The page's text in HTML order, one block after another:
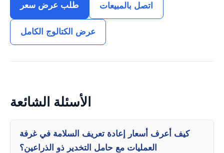
طلب عرض سعر اتصل بالمبيعات
عرض الكتالوج الكامل
الأسئلة الشائعة
كيف أعرف أسعار إعادة تعريف السلامة في غرفة
العمليات مع حامل التخدير ذو الذراعين؟